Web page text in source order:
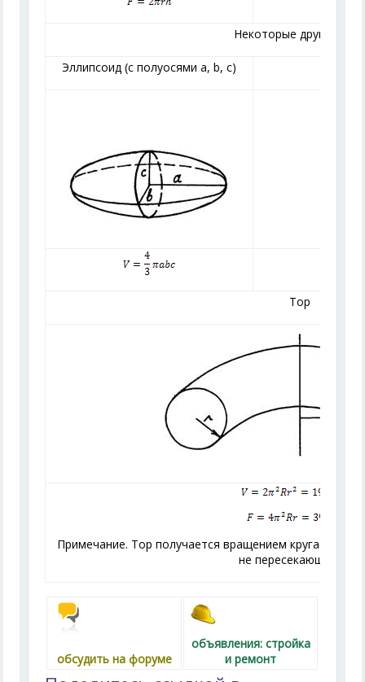
Некоторые другие
Эллипсоид (с полуосямиa,b,c)
Тор
Примечание. Тор получается вращением круга
не пересекающей его.
обсудить на форуме
объявления: стройка
и ремонт